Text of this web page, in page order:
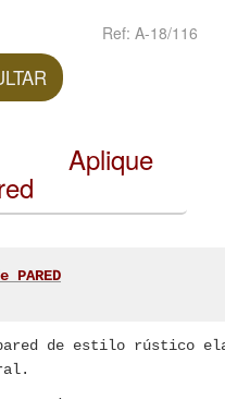
Ref: A-18/116
PARED
pared de estilo rústico